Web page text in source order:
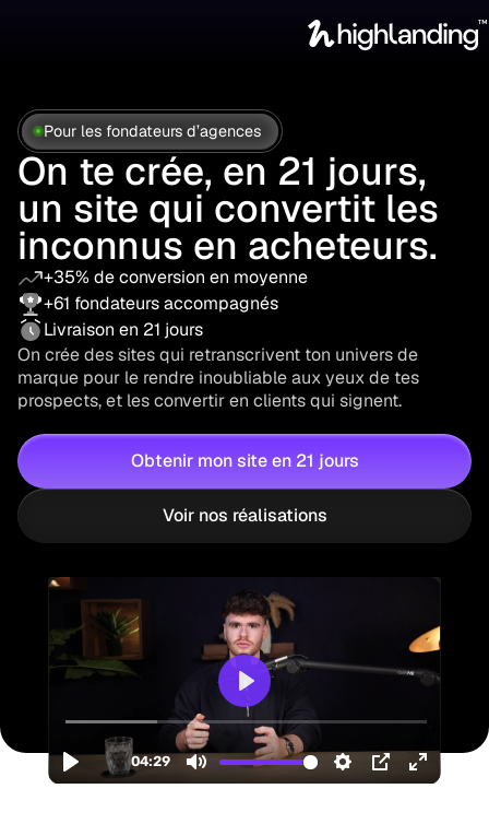
Pour les fondateurs d’agences
On te crée, en 21 jours,
un site qui convertit les
inconnus en acheteurs.
+35% de conversion en moyenne
+61 fondateurs accompagnés
Livraison en 21 jours
On crée des sites qui retranscrivent ton univers de
marque pour le rendre inoubliable aux yeux de tes
prospects, et les convertir en clients qui signent.
Obtenir mon site en 21 jours
Voir nos réalisations